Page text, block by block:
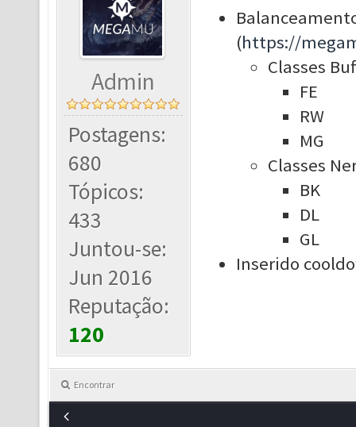
Admin
Postagens:
680
Tópicos:
433
Juntou-se:
Jun 2016
Reputação:
120
(https://
Classes
FE
RW
MG
Classes
BK
DL
GL
Inserido
Encontrar